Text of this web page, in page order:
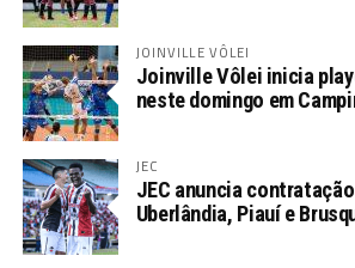
JOINVILLE VÔLEI
Joinville Vôlei inicia
neste domingo em
JEC
JEC anuncia
Uberlândia, Piauí e